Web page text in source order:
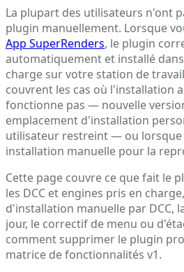
La plupart des utilisateurs n'ont
plugin manuellement. Lorsque
App SuperRenders, le plugin
automatiquement et installé
charge sur votre station de
couvrent les cas où l'installation
fonctionne pas — nouvelle
emplacement d'installation
utilisateur restreint — ou lorsque
installation manuelle pour la
Cette page couvre ce que fait le
les DCC et engines pris en
d'installation manuelle par DCC,
jour, le correctif de menu ou
comment supprimer le plugin
matrice de fonctionnalités v1.